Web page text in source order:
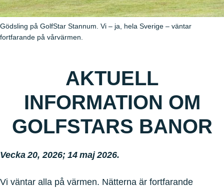
Gödsling på GolfStar Stannum. Vi – ja, hela Sverige – väntar
fortfarande på vårvärmen.
AKTUELL
INFORMATION OM
GOLFSTARS BANOR
Vecka 20, 2026; 14 maj 2026.
Vi väntar alla på värmen. Nätterna är fortfarande